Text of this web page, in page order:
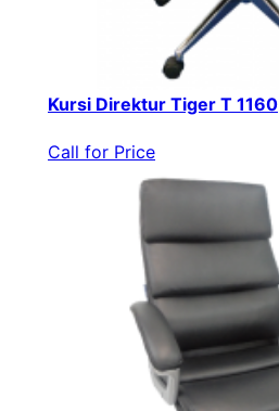
Kursi Direktur Tiger T 1160
Call for Price